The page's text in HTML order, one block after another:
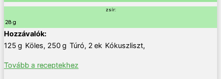
zsír:
28 g
125 g Köles, 250g Túró, 2 ek Kókuszliszt,
Tovább a receptekhez